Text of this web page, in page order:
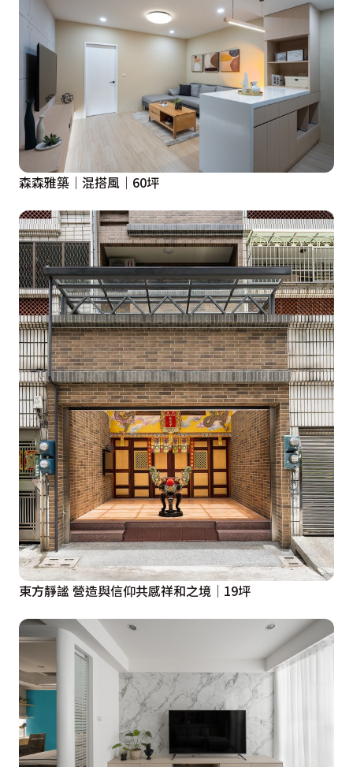
森森雅築｜混搭風｜60坪
東方靜謐 營造與信仰共感祥和之境│19坪